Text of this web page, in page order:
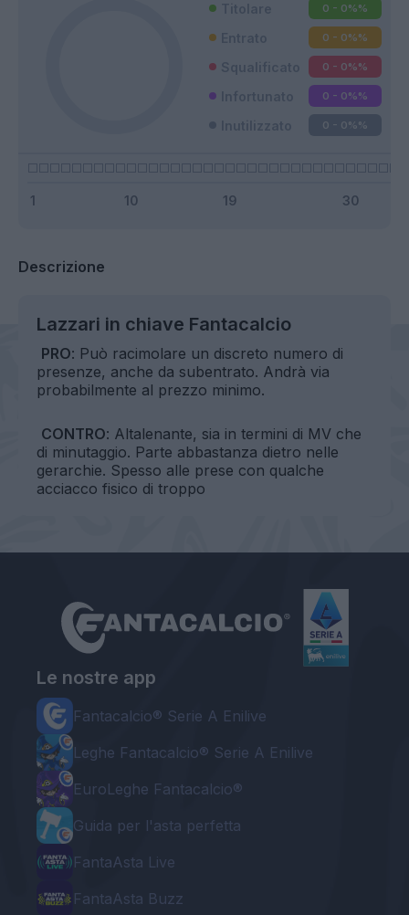
0 - 0%%
0 - 0%%
0 - 0%%
0 - 0%%
0 - 0%%
Descrizione
Lazzari in chiave Fantacalcio
PRO: Può racimolare un discreto numero di
presenze, anche da subentrato. Andrà via
probabilmente al prezzo minimo.
CONTRO: Altalenante, sia in termini di MV che
di minutaggio. Parte abbastanza dietro nelle
gerarchie. Spesso alle prese con qualche
acciacco fisico di troppo
Le nostre app
Fantacalcio® Serie A Enilive
Leghe Fantacalcio® Serie A Enilive
EuroLeghe Fantacalcio®
Guida per l'asta perfetta
FantaAsta Live
FantaAsta Buzz